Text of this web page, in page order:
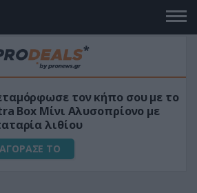
τον κήπο σου με το
Box Μίνι Αλυσοπρίονο με
λιθίου
ΑΓΟΡΑΣΕ ΤΟ